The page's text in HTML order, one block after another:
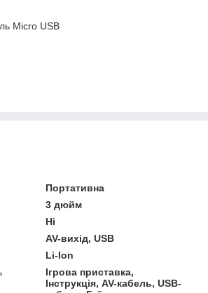
Micro USB
Портативна
3 дюйм
Ні
AV-вихід, USB
Li-Ion
Ігрова приставка,
Інструкція, AV-кабель, USB-